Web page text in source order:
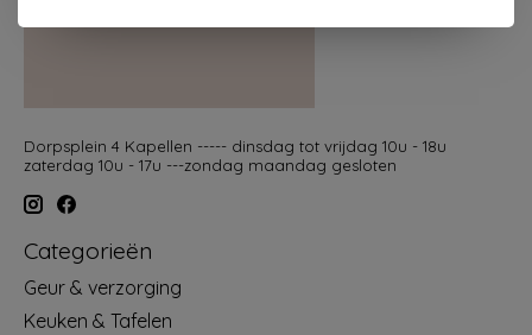
Dorpsplein 4 Kapellen ----- dinsdag tot vrijdag 10u - 18u
zaterdag 10u - 17u ---zondag maandag gesloten
Categorieën
Geur & verzorging
Keuken & Tafelen